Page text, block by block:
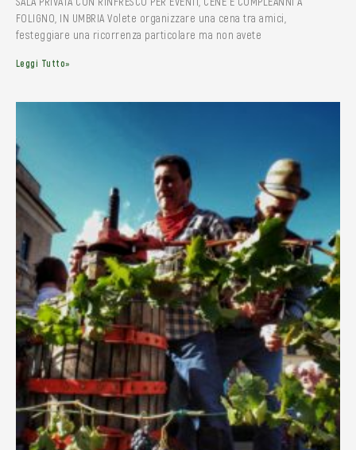
FOLIGNO, IN UMBRIA Volete organizzare una cena tra amici,
festeggiare una ricorrenza particolare ma non avete
Leggi Tutto»